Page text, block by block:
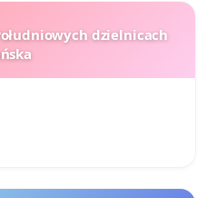
dzielnicach